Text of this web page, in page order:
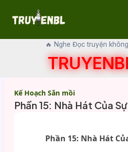
🔥 Nghe Đọc truyện
Kế Hoạch Săn mồi
Phần 15: Nhà Hát Của
Phần 15: Nhà Hát